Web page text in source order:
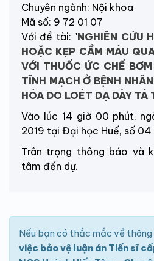
Chuyên ngành: Nội khoa
Mã số: 9 72 01 07
Với đề tài: "NGHIÊN CỨU
HOẶC KẸP CẦM MÁU
VỚI THUỐC ỨC CHẾ
TĨNH MẠCH Ở BỆNH
HÓA DO LOÉT DẠ DÀY TÁ
Vào lúc 14 giờ 00 phút,
2019 tại Đại học Huế, số 04
Trân trọng thông báo và
tâm đến dự.
Nếu bạn có thắc mắc về thông
việc bảo vệ luận án Tiến sĩ